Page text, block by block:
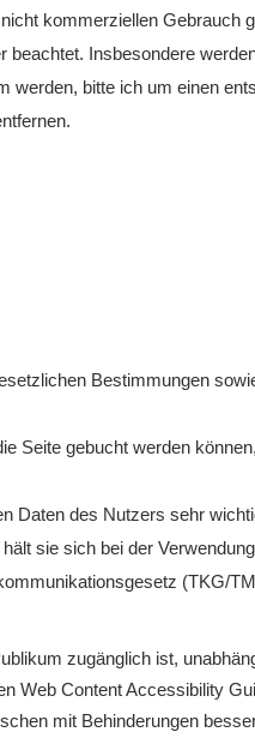
kommerziellen Gebrauch
beachtet. Insbesondere
werden, bitte ich um einen
Bestimmungen
Seite gebucht werden
Daten des Nutzers sehr
sie sich bei der
(TKG/
zugänglich ist,
Web Content Accessibility
mit Behinderungen